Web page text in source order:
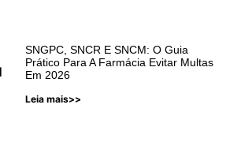
SNGPC, SNCR E SNCM: O Guia
Prático Para A Farmácia Evitar Multas
Em 2026
Leia mais>>